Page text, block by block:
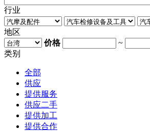
行业
地区
价格
~
类别
全部
供应
提供服务
供应二手
提供加工
提供合作